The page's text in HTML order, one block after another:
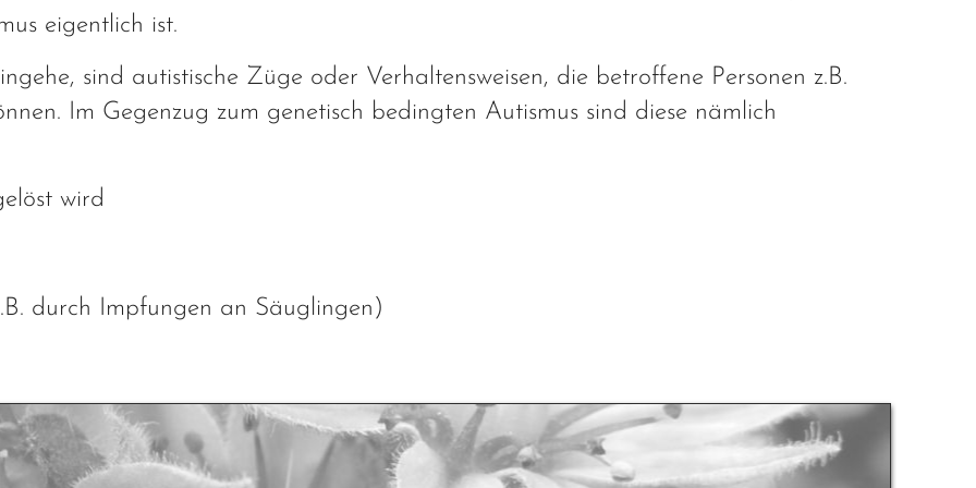
eigentlich ist.
sind autistische Züge oder Verhaltensweisen, die betroffene Personen z.B.
Im Gegenzug zum genetisch bedingten Autismus sind diese nämlich
wird
durch Impfungen an Säuglingen)